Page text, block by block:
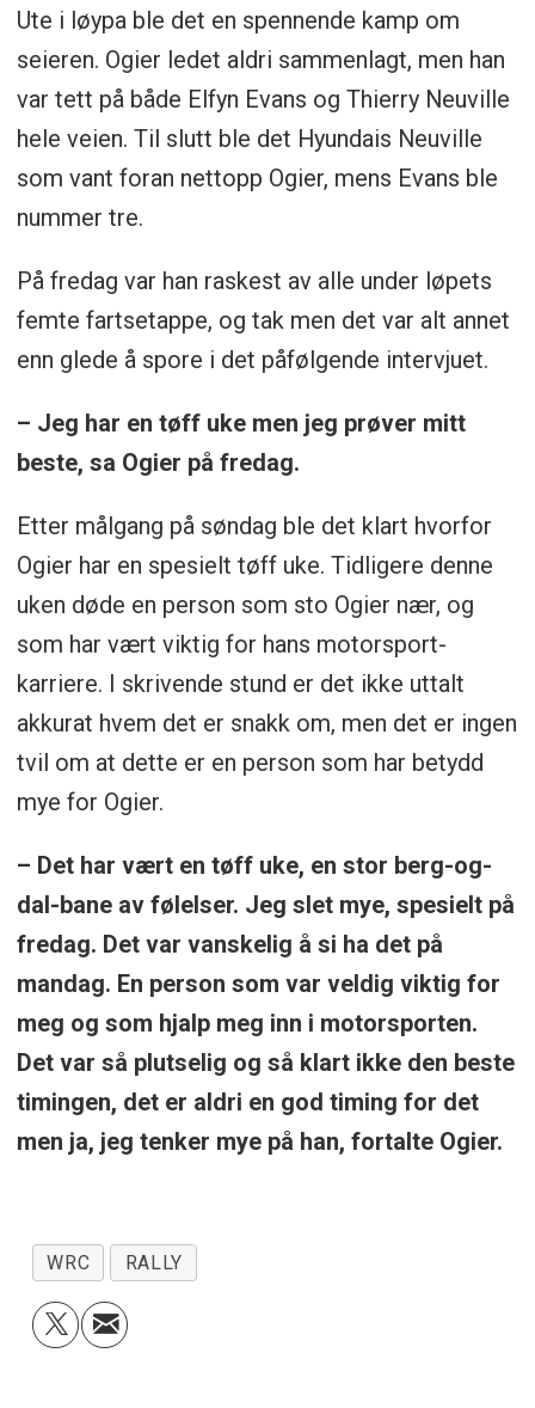
Ute i løypa ble det en spennende kamp om
seieren. Ogier ledet aldri sammenlagt, men han
var tett på både Elfyn Evans og Thierry Neuville
hele veien. Til slutt ble det Hyundais Neuville
som vant foran nettopp Ogier, mens Evans ble
nummer tre.
På fredag var han raskest av alle under løpets
femte fartsetappe, og tak men det var alt annet
enn glede å spore i det påfølgende intervjuet.
– Jeg har en tøff uke men jeg prøver mitt
beste, sa Ogier på fredag.
Etter målgang på søndag ble det klart hvorfor
Ogier har en spesielt tøff uke. Tidligere denne
uken døde en person som sto Ogier nær, og
som har vært viktig for hans motorsport-
karriere. I skrivende stund er det ikke uttalt
akkurat hvem det er snakk om, men det er ingen
tvil om at dette er en person som har betydd
mye for Ogier.
– Det har vært en tøff uke, en stor berg-og-
dal-bane av følelser. Jeg slet mye, spesielt på
fredag. Det var vanskelig å si ha det på
mandag. En person som var veldig viktig for
meg og som hjalp meg inn i motorsporten.
Det var så plutselig og så klart ikke den beste
timingen, det er aldri en god timing for det
men ja, jeg tenker mye på han, fortalte Ogier.
WRC RALLY